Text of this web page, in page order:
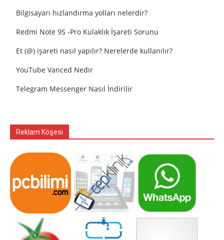
Bilgisayarı hızlandırma yolları nelerdir?
Redmi Note 9S -Pro Kulaklık İşareti Sorunu
Et (@) işareti nasıl yapılır? Nerelerde kullanılır?
YouTube Vanced Nedir
Telegram Messenger Nasıl İndirilir
Reklam Köşesi